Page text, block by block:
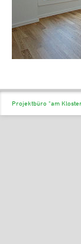
Projektbüro "am